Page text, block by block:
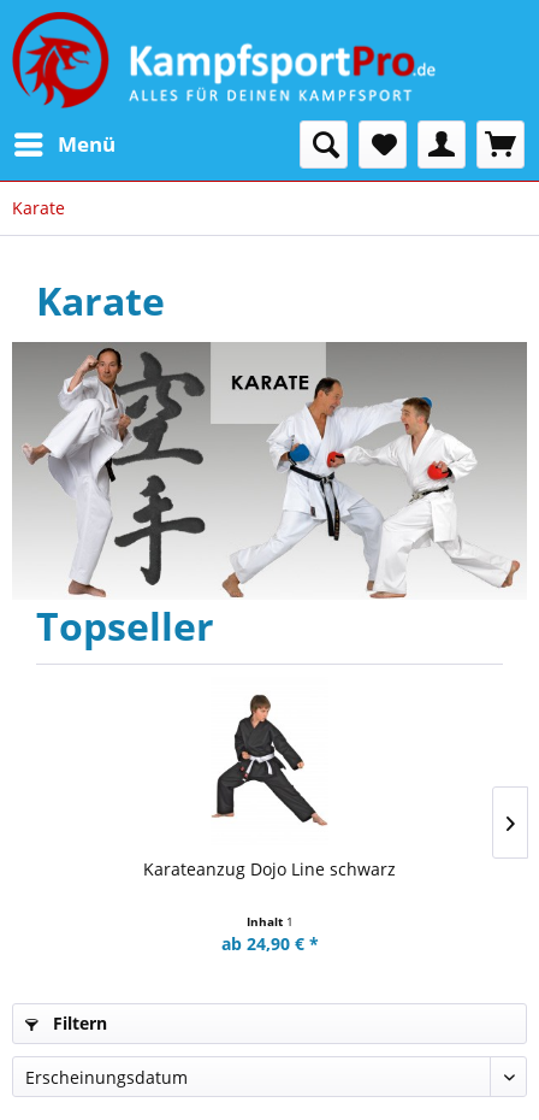
Menü
Karate
Karate
Topseller
Karateanzug Dojo Line schwarz
Inhalt 1
ab 24,90 € *
Filtern